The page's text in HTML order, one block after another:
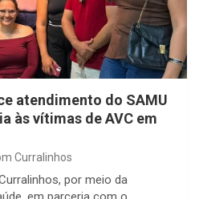
atendimento do SAMU
às vítimas de AVC em
Curralinhos
por meio da